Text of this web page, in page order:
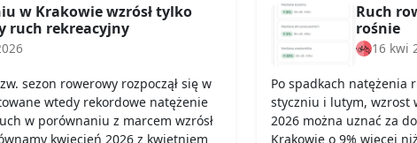
w Krakowie wzrósł tylko
ruch rekreacyjny
sezon rowerowy rozpoczął się w
wtedy rekordowe natężenie
w porównaniu z marcem wzrósł
kwiecień 2026 z kwietniem
Ruch
rośnie
16 kwi
Po spadkach natężenia
styczniu i lutym, wzrost
2026 można uznać za
Krakowie o 9% więcej